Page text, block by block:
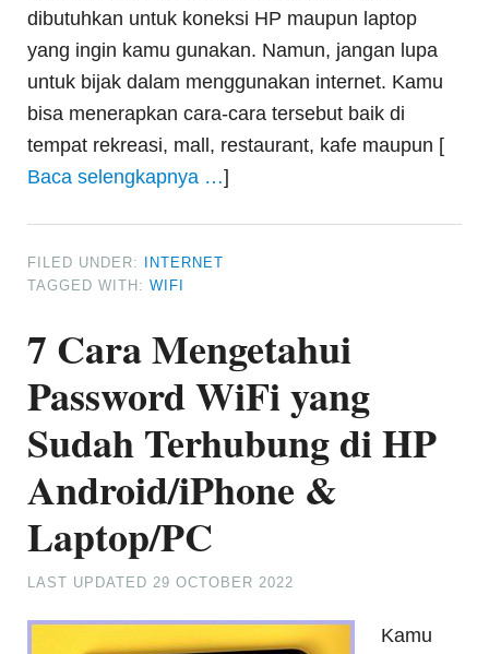
dibutuhkan untuk koneksi HP maupun laptop
yang ingin kamu gunakan. Namun, jangan lupa
untuk bijak dalam menggunakan internet. Kamu
bisa menerapkan cara-cara tersebut baik di
tempat rekreasi, mall, restaurant, kafe maupun [
Baca selengkapnya …]
FILED UNDER:
INTERNET
TAGGED WITH:WIFI
7 Cara Mengetahui
Password WiFi yang
Sudah Terhubung di HP
Android/iPhone &
Laptop/PC
LAST UPDATED 29 OCTOBER 2022
Kamu